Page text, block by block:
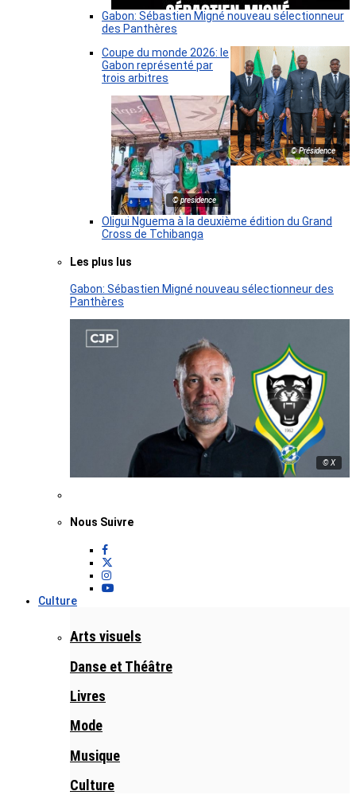
Gabon: Sébastien Migné nouveau sélectionneur
des Panthères
© Présidence
Coupe du monde 2026: le
Gabon représenté par
trois arbitres
© presidence
Oligui Nguema à la deuxième édition du Grand
Cross de Tchibanga
Les plus lus
Gabon: Sébastien Migné nouveau sélectionneur des
Panthères
© X
Nous Suivre
Culture
Arts visuels
Danse et Théâtre
Livres
Mode
Musique
Culture